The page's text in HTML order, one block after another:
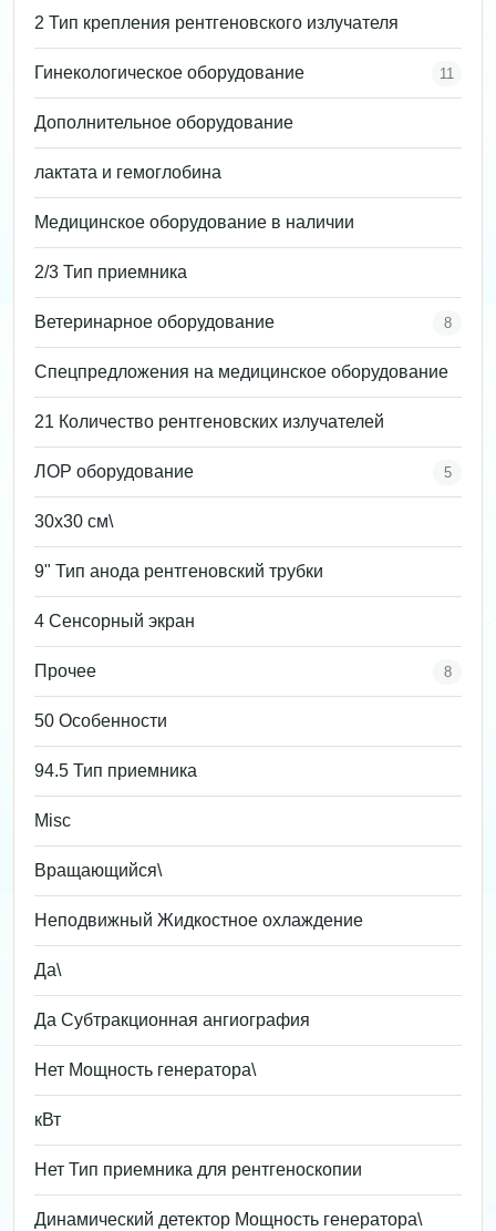
2 Тип крепления рентгеновского излучателя
Гинекологическое оборудование 11
Дополнительное оборудование
лактата и гемоглобина
Медицинское оборудование в наличии
2/3 Тип приемника
Ветеринарное оборудование 8
Спецпредложения на медицинское оборудование
21 Количество рентгеновских излучателей
ЛОР оборудование 5
30х30 см\
9" Тип анода рентгеновский трубки
4 Сенсорный экран
Прочее 8
50 Особенности
94.5 Тип приемника
Misc
Вращающийся\
Неподвижный Жидкостное охлаждение
Да\
Да Субтракционная ангиография
Нет Мощность генератора\
кВт
Нет Тип приемника для рентгеноскопии
Динамический детектор Мощность генератора\